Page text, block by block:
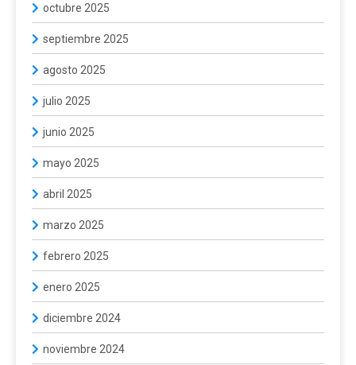
octubre 2025
septiembre 2025
agosto 2025
julio 2025
junio 2025
mayo 2025
abril 2025
marzo 2025
febrero 2025
enero 2025
diciembre 2024
noviembre 2024